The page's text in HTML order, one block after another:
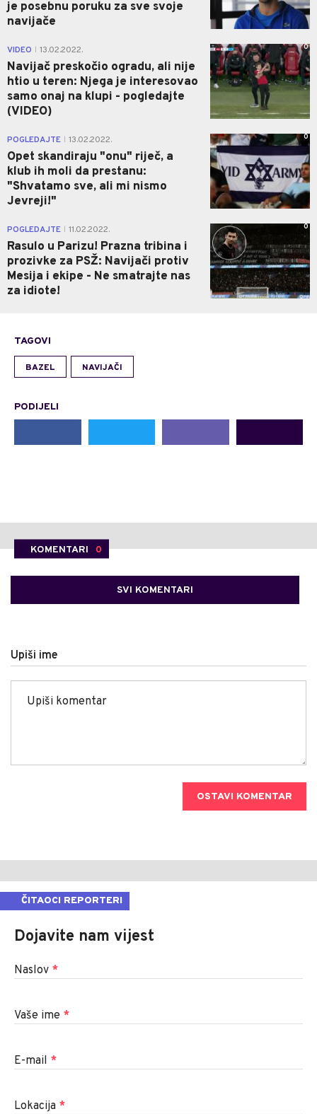
je posebnu poruku za sve svoje
navijače
VIDEO 13.02.2022.
Navijač preskočio ogradu, ali nije
htio u teren: Njega je interesovao
samo onaj na klupi - pogledajte
(VIDEO)
0
POGLEDAJTE 13.02.2022.
Opet skandiraju "onu" riječ, a
klub ih moli da prestanu:
"Shvatamo sve, ali mi nismo
Jevreji!"
0
POGLEDAJTE 11.02.2022.
Rasulo u Parizu! Prazna tribina i
prozivke za PSŽ: Navijači protiv
Mesija i ekipe - Ne smatrajte nas
za idiote!
0
TAGOVI
BAZEL NAVIJAČI
PODIJELI
KOMENTARI 0
SVI KOMENTARI
Upiši ime
OSTAVI KOMENTAR
ČITAOCI REPORTERI
Dojavite nam vijest
Naslov *
Vaše ime *
E-mail *
Lokacija *